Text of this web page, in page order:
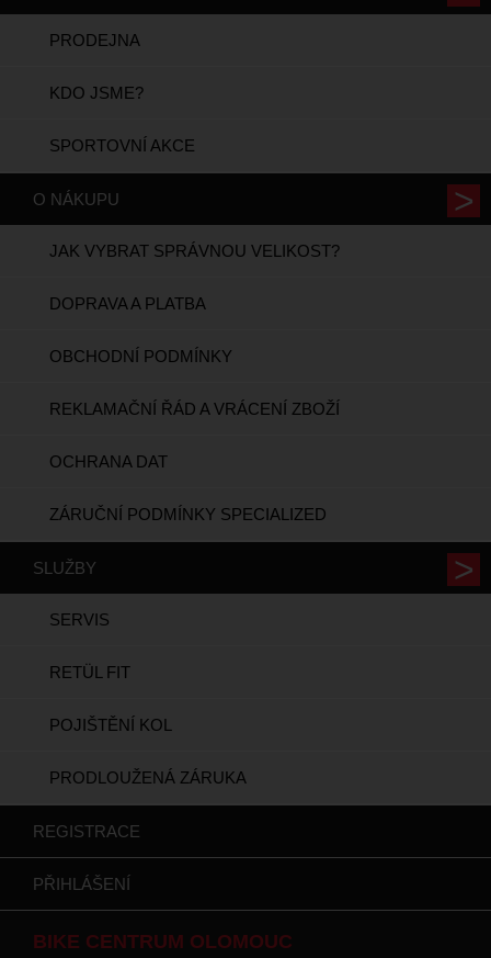
PRODEJNA
KDO JSME?
SPORTOVNÍ AKCE
O NÁKUPU
JAK VYBRAT SPRÁVNOU VELIKOST?
DOPRAVA A PLATBA
OBCHODNÍ PODMÍNKY
REKLAMAČNÍ ŘÁD A VRÁCENÍ ZBOŽÍ
OCHRANA DAT
ZÁRUČNÍ PODMÍNKY SPECIALIZED
SLUŽBY
SERVIS
RETÜL FIT
POJIŠTĚNÍ KOL
PRODLOUŽENÁ ZÁRUKA
REGISTRACE
PŘIHLÁŠENÍ
BIKE CENTRUM OLOMOUC